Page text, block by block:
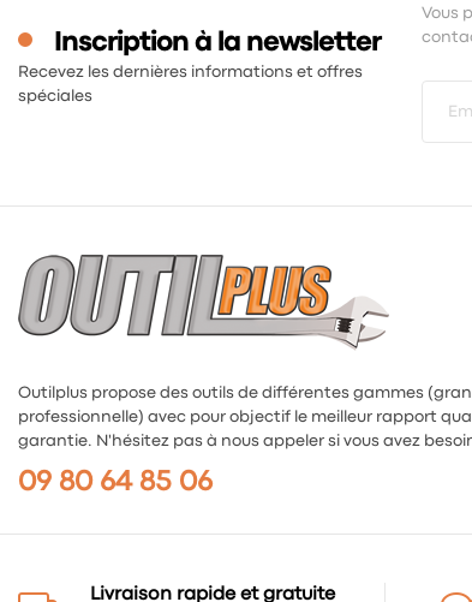
Inscription à la newsletter
Recevez les dernières informations et offres
spéciales
Vous
Outilplus propose des outils de différentes gammes
professionnelle) avec pour objectif le meilleur rapport
garantie. N'hésitez pas à nous appeler si vous avez
09 80 64 85 06
Livraison rapide et gratuite